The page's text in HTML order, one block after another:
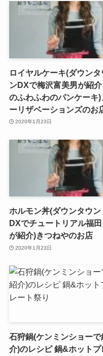
ロイヤルケーキ(ダウンタ
ンDXで梅沢富美男が紹介
のふわふわのパンケーキ)
ーリザベーションズのお
2020年1月23日
ホルモン丼(ダウンタウン
DXでチュートリアル福田
が紹介)きつねやのお店
2020年1月23日
石狩鍋(ケンミンショーで
介)のレシピ 鍋&ホットプ